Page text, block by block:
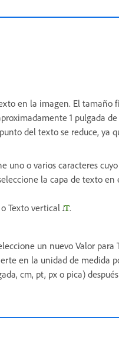
en la imagen. El tamaño
1 pulgada
del texto se reduce, ya
uno o varios caracteres
la capa de texto en
o Texto vertical .
un nuevo Valor
en la unidad de medida
cm, pt, px o pica)